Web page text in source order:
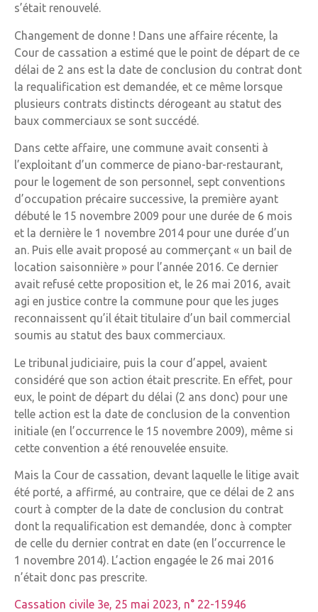
s’était renouvelé.
Changement de donne ! Dans une affaire récente, la
Cour de cassation a estimé que le point de départ de ce
délai de 2 ans est la date de conclusion du contrat dont
la requalification est demandée, et ce même lorsque
plusieurs contrats distincts dérogeant au statut des
baux commerciaux se sont succédé.
Dans cette affaire, une commune avait consenti à
l’exploitant d’un commerce de piano-bar-restaurant,
pour le logement de son personnel, sept conventions
d’occupation précaire successive, la première ayant
débuté le 15 novembre 2009 pour une durée de 6 mois
et la dernière le 1 novembre 2014 pour une durée d’un
an. Puis elle avait proposé au commerçant « un bail de
location saisonnière » pour l’année 2016. Ce dernier
avait refusé cette proposition et, le 26 mai 2016, avait
agi en justice contre la commune pour que les juges
reconnaissent qu’il était titulaire d’un bail commercial
soumis au statut des baux commerciaux.
Le tribunal judiciaire, puis la cour d’appel, avaient
considéré que son action était prescrite. En effet, pour
eux, le point de départ du délai (2 ans donc) pour une
telle action est la date de conclusion de la convention
initiale (en l’occurrence le 15 novembre 2009), même si
cette convention a été renouvelée ensuite.
Mais la Cour de cassation, devant laquelle le litige avait
été porté, a affirmé, au contraire, que ce délai de 2 ans
court à compter de la date de conclusion du contrat
dont la requalification est demandée, donc à compter
de celle du dernier contrat en date (en l’occurrence le
1 novembre 2014). L’action engagée le 26 mai 2016
n’était donc pas prescrite.
Cassation civile 3e, 25 mai 2023, n° 22-15946